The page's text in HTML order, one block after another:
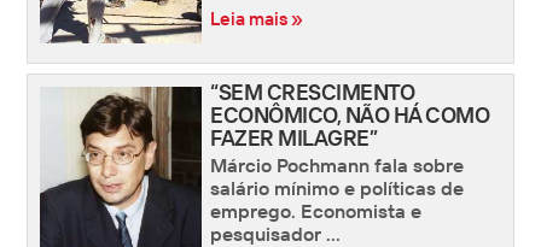
Leia mais »
“SEM CRESCIMENTO
ECONÔMICO, NÃO HÁ COMO
FAZER MILAGRE”
Márcio Pochmann fala sobre
salário mínimo e políticas de
emprego. Economista e
pesquisador ...